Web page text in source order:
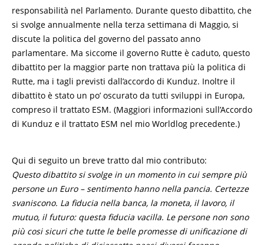
responsabilità nel Parlamento. Durante questo dibattito, che
si svolge annualmente nella terza settimana di Maggio, si
discute la politica del governo del passato anno
parlamentare. Ma siccome il governo Rutte è caduto, questo
dibattito per la maggior parte non trattava più la politica di
Rutte, ma i tagli previsti dall’accordo di Kunduz. Inoltre il
dibattito è stato un po’ oscurato da tutti sviluppi in Europa,
compreso il trattato ESM. (Maggiori informazioni sull’Accordo
di Kunduz e il trattato ESM nel mio Worldlog precedente.)
Qui di seguito un breve tratto dal mio contributo:
Questo dibattito si svolge in un momento in cui sempre più
persone un Euro – sentimento hanno nella pancia. Certezze
svaniscono. La fiducia nella banca, la moneta, il lavoro, il
mutuo, il futuro: questa fiducia vacilla. Le persone non sono
più cosi sicuri che tutte le belle promesse di unificazione di